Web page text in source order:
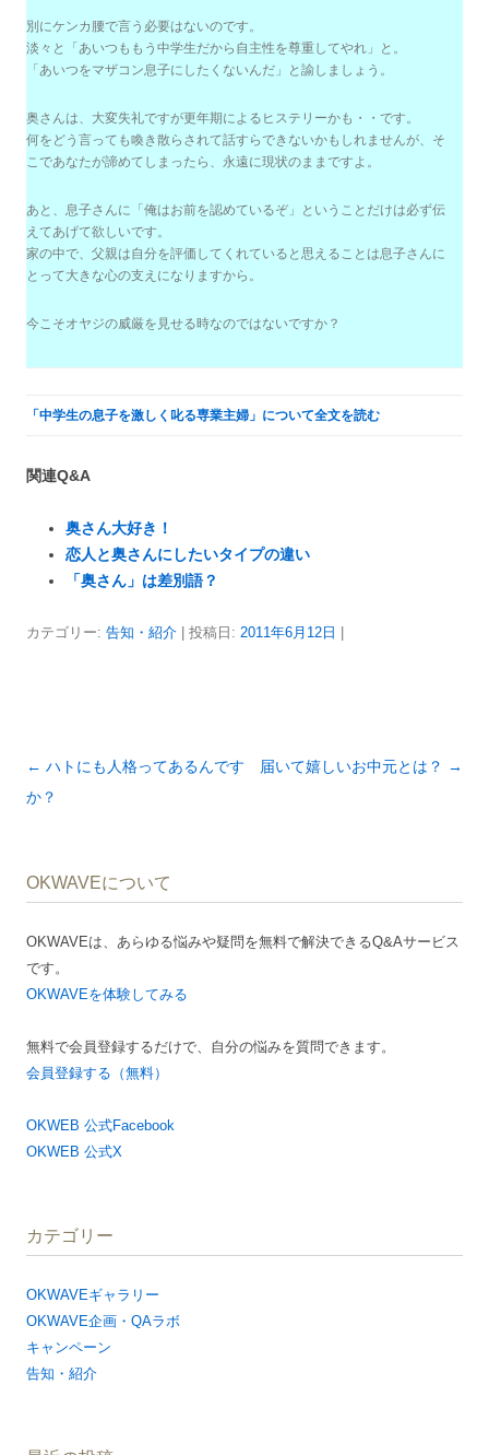
別にケンカ腰で言う必要はないのです。
淡々と「あいつももう中学生だから自主性を尊重してやれ」と。
「あいつをマザコン息子にしたくないんだ」と諭しましょう。
奥さんは、大変失礼ですが更年期によるヒステリーかも・・です。
何をどう言っても喚き散らされて話すらできないかもしれませんが、そ
こであなたが諦めてしまったら、永遠に現状のままですよ。
あと、息子さんに「俺はお前を認めているぞ」ということだけは必ず伝
えてあげて欲しいです。
家の中で、父親は自分を評価してくれていると思えることは息子さんに
とって大きな心の支えになりますから。
今こそオヤジの威厳を見せる時なのではないですか？
「中学生の息子を激しく叱る専業主婦」について全文を読む
関連Q&A
奥さん大好き！
恋人と奥さんにしたいタイプの違い
「奥さん」は差別語？
カテゴリー: 告知・紹介 | 投稿日: 2011年6月12日
投
稿
ゲ
シ
ョ
← ハトにも人格ってあるんです
か？
届いて嬉しいお中元とは？ →
OKWAVEについて
OKWAVEは、あらゆる悩みや疑問を無料で解決できるQ&Aサービス
です。
OKWAVEを体験してみる
無料で会員登録するだけで、自分の悩みを質問できます。
会員登録する（無料）
OKWEB 公式Facebook
OKWEB 公式X
カテゴリー
OKWAVEギャラリー
OKWAVE企画・QAラボ
キャンペーン
告知・紹介